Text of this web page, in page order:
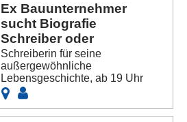
Ex Bauunternehmer
sucht Biografie
Schreiber oder
Schreiberin für seine
außergewöhnliche
Lebensgeschichte, ab 19 Uhr